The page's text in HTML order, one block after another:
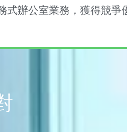
式辦公室業務，獲得競爭